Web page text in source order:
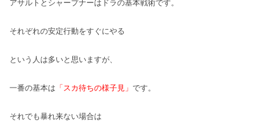
アサルトとシャープナーはドラの基本戦術です。
それぞれの安定行動をすぐにやる
という人は多いと思いますが、
一番の基本は 「スカ待ちの様子見」 です。
それでも暴れ来ない場合は